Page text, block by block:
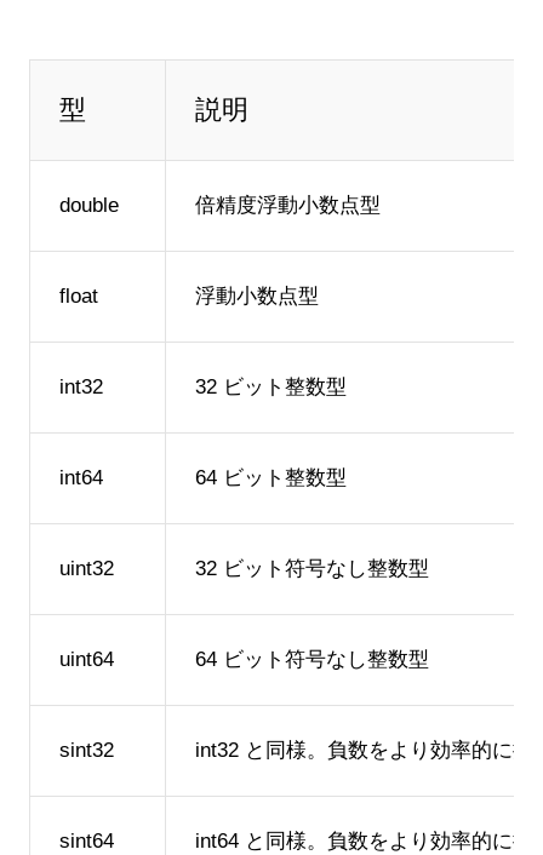
型 説明
double 倍精度浮動小数点型
float 浮動小数点型
int32 32 ビット整数型
int64 64 ビット整数型
uint32 32 ビット符号なし整数型
uint64 64 ビット符号なし整数型
sint32 int32 と同様。負数をより効率的に扱
sint64 int64 と同様。負数をより効率的に扱